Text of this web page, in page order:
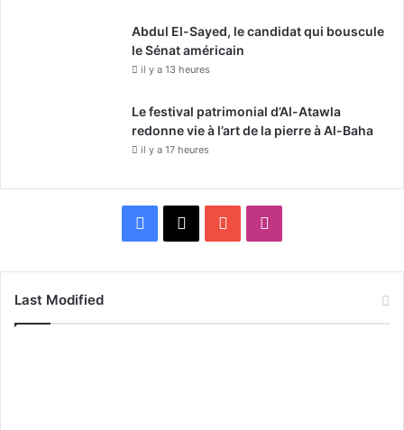
Abdul El-Sayed, le candidat qui bouscule
le Sénat américain
il y a 13 heures
Le festival patrimonial d’Al-Atawla
redonne vie à l’art de la pierre à Al-Baha
il y a 17 heures
e
T
t
Last Modified